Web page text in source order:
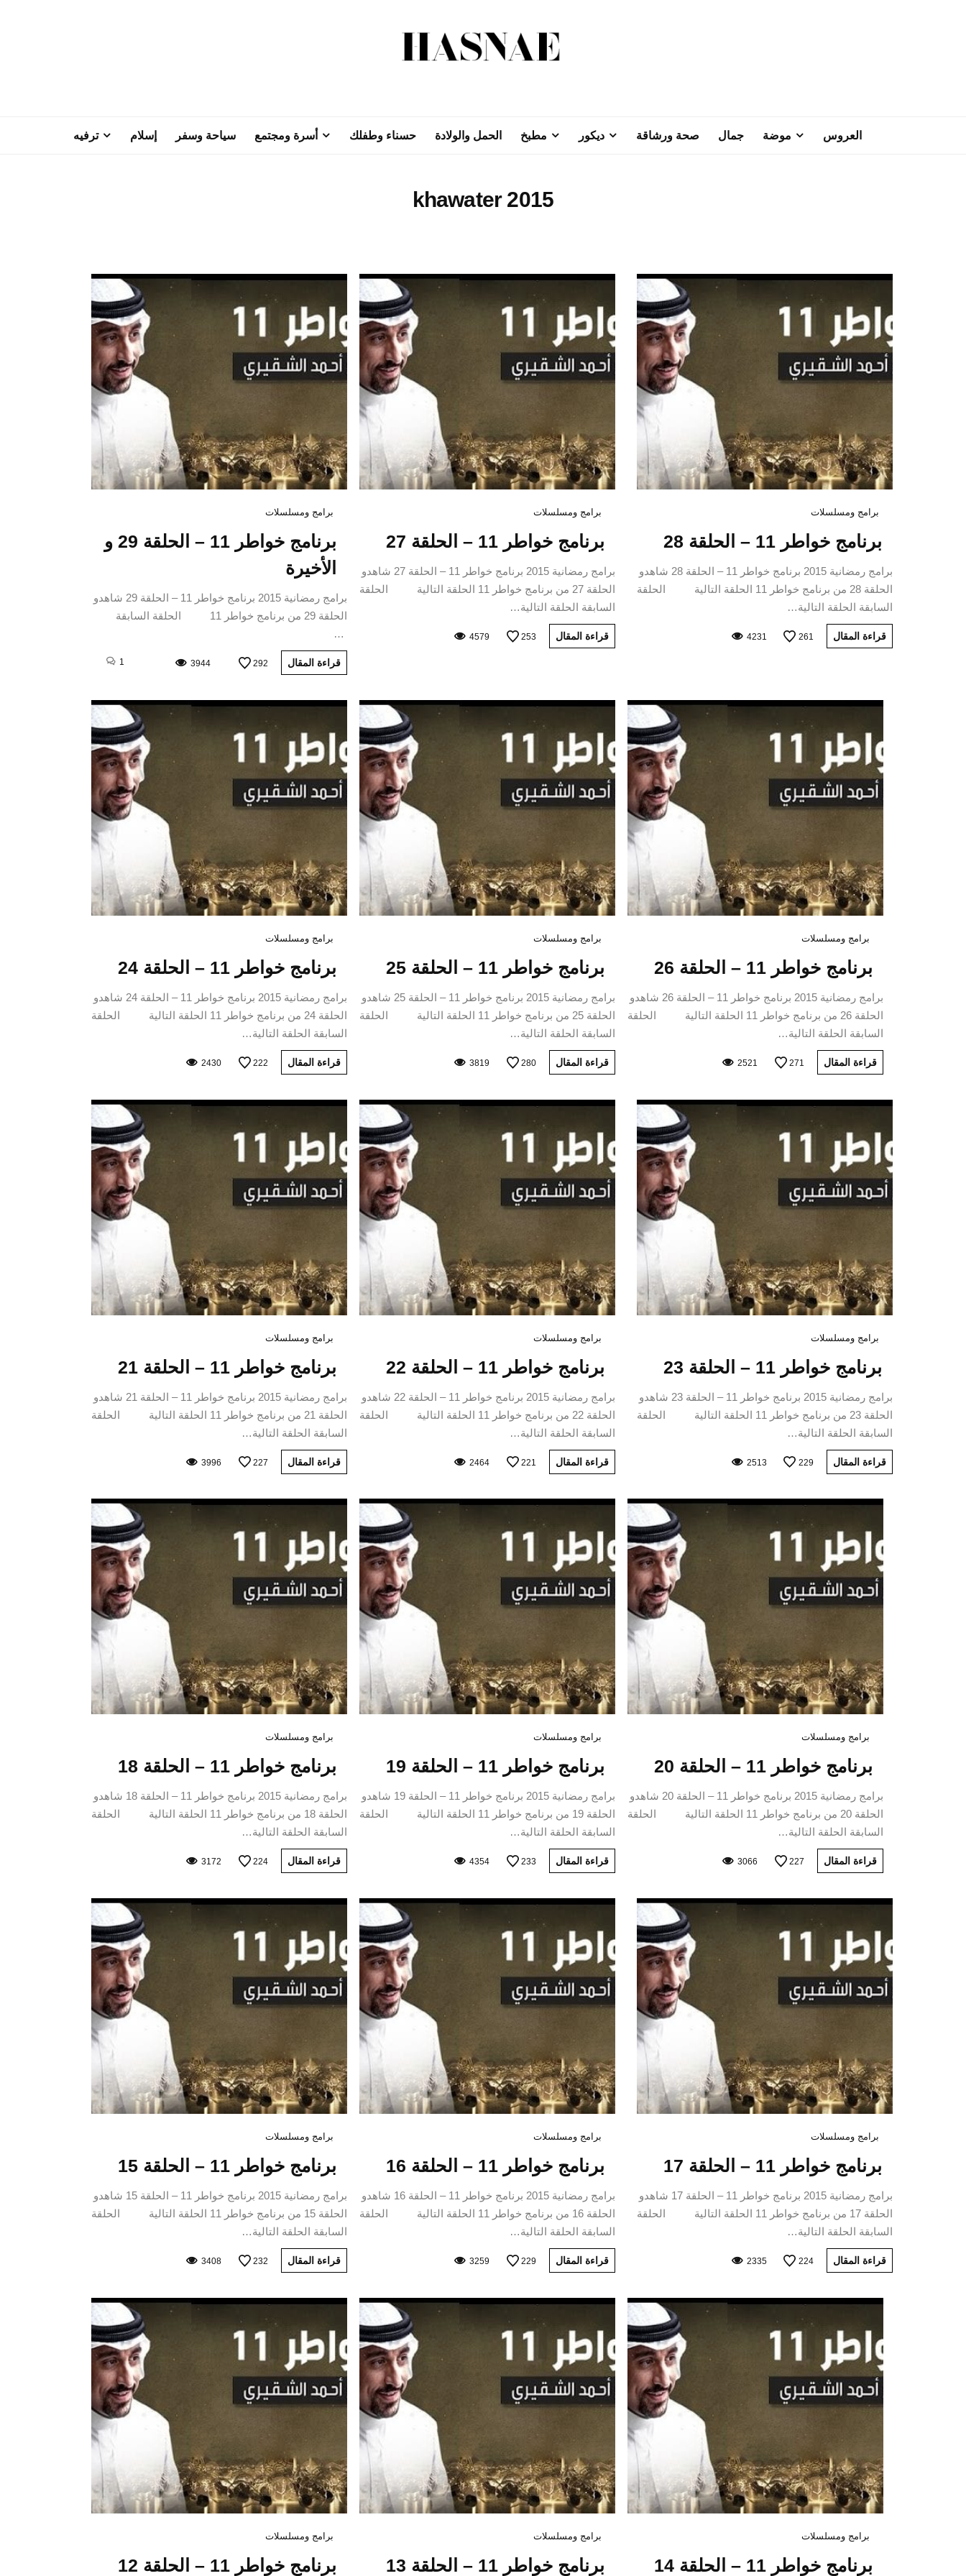
أكتوبر 26, 2020
CONTINUE READING
سبتمبر 10, 2020
CONTINUE READING
العروس موضة جمال صحة ورشاقة ديكور مطبخ الحمل والولادة حسناء وطفلك أسرة ومجتمع سياحة وسفر إسلام ترفيه
khawater 2015
برامج ومسلسلات
برنامج خواطر 11 – الحلقة 28
برامج رمضانية 2015 برنامج خواطر 11 – الحلقة 28 شاهدو
الحلقة 28 من برنامج خواطر 11 الحلقة التالية الحلقة
السابقة الحلقة التالية…
قراءة المقال 261
4231
برامج ومسلسلات
برنامج خواطر 11 – الحلقة 27
برامج رمضانية 2015 برنامج خواطر 11 – الحلقة 27 شاهدو
الحلقة 27 من برنامج خواطر 11 الحلقة التالية الحلقة
السابقة الحلقة التالية…
قراءة المقال 253
4579
برامج ومسلسلات
برنامج خواطر 11 – الحلقة 29 و
الأخيرة
برامج رمضانية 2015 برنامج خواطر 11 – الحلقة 29 شاهدو
الحلقة 29 من برنامج خواطر 11 الحلقة السابقة
…
قراءة المقال 292
3944
1
برامج ومسلسلات
برنامج خواطر 11 – الحلقة 26
برامج رمضانية 2015 برنامج خواطر 11 – الحلقة 26 شاهدو
الحلقة 26 من برنامج خواطر 11 الحلقة التالية الحلقة
السابقة الحلقة التالية…
قراءة المقال 271
2521
برامج ومسلسلات
برنامج خواطر 11 – الحلقة 25
برامج رمضانية 2015 برنامج خواطر 11 – الحلقة 25 شاهدو
الحلقة 25 من برنامج خواطر 11 الحلقة التالية الحلقة
السابقة الحلقة التالية…
قراءة المقال 280
3819
برامج ومسلسلات
برنامج خواطر 11 – الحلقة 24
برامج رمضانية 2015 برنامج خواطر 11 – الحلقة 24 شاهدو
الحلقة 24 من برنامج خواطر 11 الحلقة التالية الحلقة
السابقة الحلقة التالية…
قراءة المقال 222
2430
برامج ومسلسلات
برنامج خواطر 11 – الحلقة 23
برامج رمضانية 2015 برنامج خواطر 11 – الحلقة 23 شاهدو
الحلقة 23 من برنامج خواطر 11 الحلقة التالية الحلقة
السابقة الحلقة التالية…
قراءة المقال 229
2513
برامج ومسلسلات
برنامج خواطر 11 – الحلقة 22
برامج رمضانية 2015 برنامج خواطر 11 – الحلقة 22 شاهدو
الحلقة 22 من برنامج خواطر 11 الحلقة التالية الحلقة
السابقة الحلقة التالية…
قراءة المقال 221
2464
برامج ومسلسلات
برنامج خواطر 11 – الحلقة 21
برامج رمضانية 2015 برنامج خواطر 11 – الحلقة 21 شاهدو
الحلقة 21 من برنامج خواطر 11 الحلقة التالية الحلقة
السابقة الحلقة التالية…
قراءة المقال 227
3996
برامج ومسلسلات
برنامج خواطر 11 – الحلقة 20
برامج رمضانية 2015 برنامج خواطر 11 – الحلقة 20 شاهدو
الحلقة 20 من برنامج خواطر 11 الحلقة التالية الحلقة
السابقة الحلقة التالية…
قراءة المقال 227
3066
برامج ومسلسلات
برنامج خواطر 11 – الحلقة 19
برامج رمضانية 2015 برنامج خواطر 11 – الحلقة 19 شاهدو
الحلقة 19 من برنامج خواطر 11 الحلقة التالية الحلقة
السابقة الحلقة التالية…
قراءة المقال 233
4354
برامج ومسلسلات
برنامج خواطر 11 – الحلقة 18
برامج رمضانية 2015 برنامج خواطر 11 – الحلقة 18 شاهدو
الحلقة 18 من برنامج خواطر 11 الحلقة التالية الحلقة
السابقة الحلقة التالية…
قراءة المقال 224
3172
برامج ومسلسلات
برنامج خواطر 11 – الحلقة 17
برامج رمضانية 2015 برنامج خواطر 11 – الحلقة 17 شاهدو
الحلقة 17 من برنامج خواطر 11 الحلقة التالية الحلقة
السابقة الحلقة التالية…
قراءة المقال 224
2335
برامج ومسلسلات
برنامج خواطر 11 – الحلقة 16
برامج رمضانية 2015 برنامج خواطر 11 – الحلقة 16 شاهدو
الحلقة 16 من برنامج خواطر 11 الحلقة التالية الحلقة
السابقة الحلقة التالية…
قراءة المقال 229
3259
برامج ومسلسلات
برنامج خواطر 11 – الحلقة 15
برامج رمضانية 2015 برنامج خواطر 11 – الحلقة 15 شاهدو
الحلقة 15 من برنامج خواطر 11 الحلقة التالية الحلقة
السابقة الحلقة التالية…
قراءة المقال 232
3408
برامج ومسلسلات
برنامج خواطر 11 – الحلقة 14
برامج ومسلسلات
برنامج خواطر 11 – الحلقة 13
برامج ومسلسلات
برنامج خواطر 11 – الحلقة 12